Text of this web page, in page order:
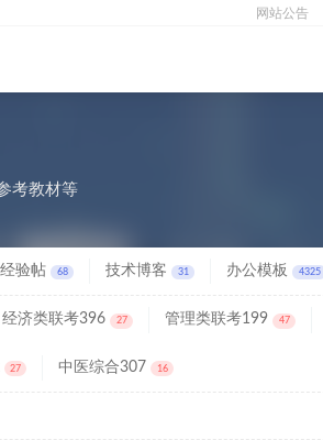
网站公告
考教材等
验帖 68 技术博客 31 办公模板 4325
经济类联考396 27 管理类联考199 47
27 中医综合307 16